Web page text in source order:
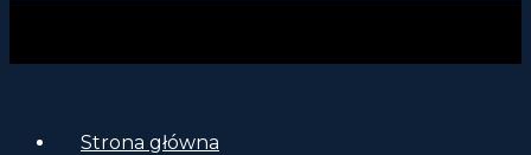
Strona główna